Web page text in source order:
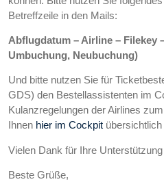
Betreffzeile in den Mails:
Abflugdatum – Airline – Filekey
Umbuchung, Neubuchung)
Und bitte nutzen Sie für
GDS) den Bestellassistenten im
Kulanzregelungen der Airlines
Ihnen hier im Cockpit
Vielen Dank für Ihre
Beste Grüße,